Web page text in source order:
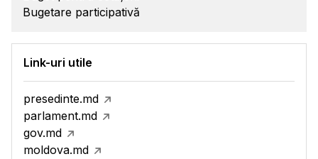
Bugetare participativă
Link-uri utile
presedinte.md
parlament.md
gov.md
moldova.md